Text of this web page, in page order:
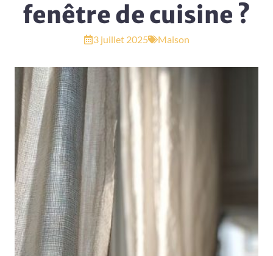
fenêtre de cuisine ?
3 juillet 2025 Maison